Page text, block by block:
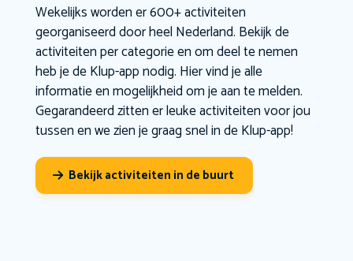
Wekelijks worden er 600+ activiteiten
georganiseerd door heel Nederland. Bekijk de
activiteiten per categorie en om deel te nemen
heb je de Klup-app nodig. Hier vind je alle
informatie en mogelijkheid om je aan te melden.
Gegarandeerd zitten er leuke activiteiten voor jou
tussen en we zien je graag snel in de Klup-app!
Bekijk activiteiten in de buurt